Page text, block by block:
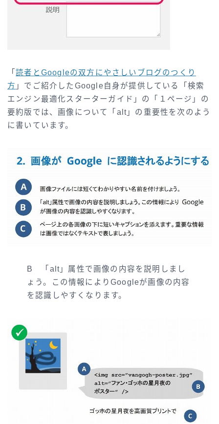
「読者とGoogleの双方にやさしいブログのつくり
方 」でご紹介したGoogle自身が提供している「検索
エンジン最適化スターターガイド」の「１ページ」の
要約版では、画像について「alt」の重要性を次のよう
に書いています。
B 「alt」属性で画像の内容を説明しまし
ょう。この情報によりGoogleが画像の内容
を認識しやすくなります。